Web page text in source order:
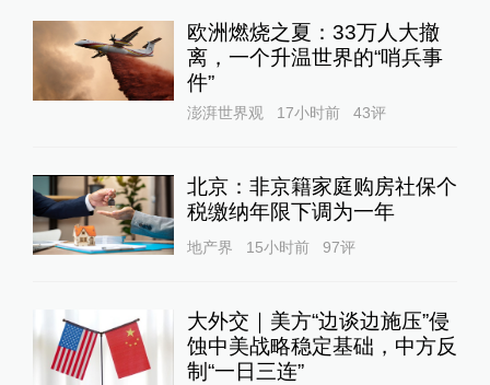
欧洲燃烧之夏：33万人大撤
离，一个升温世界的“哨兵事
件”
澎湃世界观 17小时前 43评
北京：非京籍家庭购房社保个
税缴纳年限下调为一年
地产界 15小时前 97评
大外交｜美方“边谈边施压”侵
蚀中美战略稳定基础，中方反
制“一日三连”